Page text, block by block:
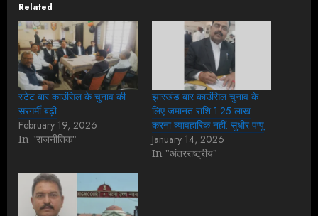
Related
स्टेट बार काउंसिल के चुनाव की
सरगर्मी बढ़ी
February 19, 2026
In "राजनीतिक"
झारखंड बार काउंसिल चुनाव के
लिए जमानत राशि 1.25 लाख
करना व्यावहारिक नहीं: सुधीर पप्पू
January 14, 2026
In "अंतरराष्ट्रीय"